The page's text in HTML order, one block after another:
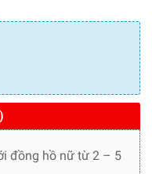
đồng hồ nữ từ 2 – 5